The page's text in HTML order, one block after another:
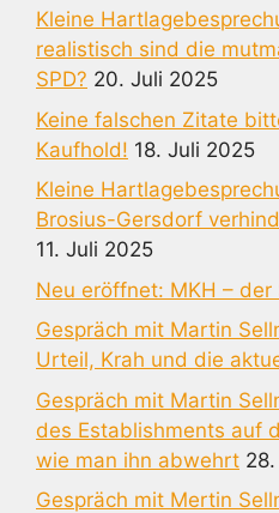
Kleine
realistisch sind die
SPD? 20. Juli 2025
Keine falschen Zitate
Kaufhold! 18. Juli 2025
Kleine
Brosius-Gersdorf
11. Juli 2025
Neu eröffnet: MKH – der
Gespräch mit Martin
Urteil, Krah und die
Gespräch mit Martin
des Establishments auf
wie man ihn abwehrt
Gespräch mit Mertin